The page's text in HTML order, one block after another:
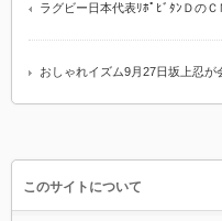
ラグビー日本代表ﾘﾎﾟﾋﾞﾀﾝＤの
おしゃれイズム9月27日坂上忍が
このサイトについて